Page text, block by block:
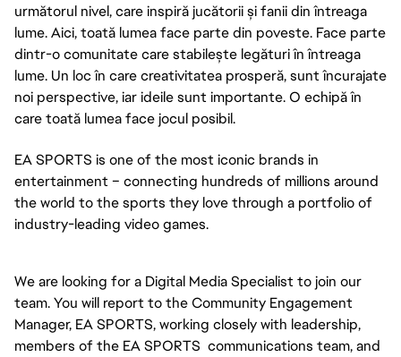
următorul nivel, care inspiră jucătorii și fanii din întreaga
lume. Aici, toată lumea face parte din poveste. Face parte
dintr-o comunitate care stabilește legături în întreaga
lume. Un loc în care creativitatea prosperă, sunt încurajate
noi perspective, iar ideile sunt importante. O echipă în
care toată lumea face jocul posibil.
EA SPORTS is one of the most iconic brands in
entertainment – connecting hundreds of millions around
the world to the sports they love through a portfolio of
industry-leading video games.
We are looking for a Digital Media Specialist to join our
team. You will report to the Community Engagement
Manager, EA SPORTS, working closely with leadership,
members of the EA SPORTS communications team, and